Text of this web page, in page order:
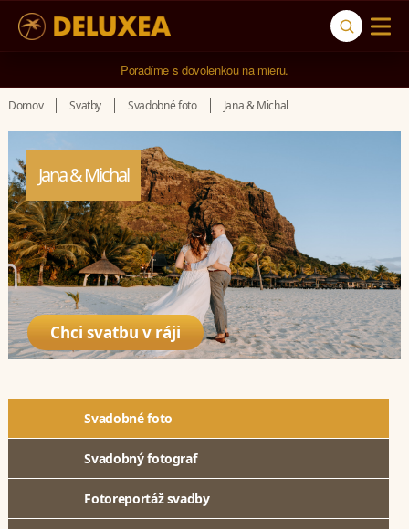
Poradíme s dovolenkou na mieru.
5* cestovná kancelária na luxusnú dovolenku od 4.000 EUR.
Domov Svatby Svadobné foto Jana & Michal
Jana & Michal
Chci svatbu v ráji
Svadobné foto
Svadobný fotograf
Fotoreportáž svadby